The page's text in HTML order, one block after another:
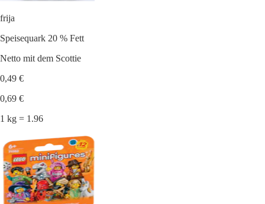
frija
Speisequark 20 % Fett
Netto mit dem Scottie
0,49 €
0,69 €
1 kg = 1.96